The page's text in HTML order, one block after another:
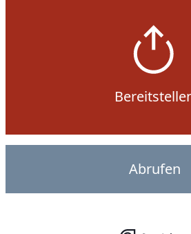
Abrufen